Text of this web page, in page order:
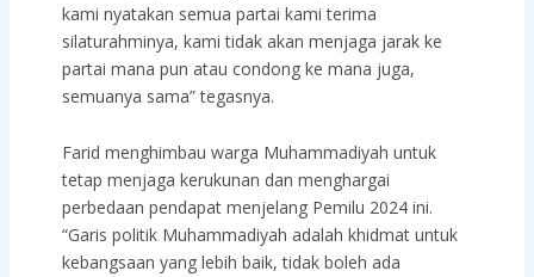
kami nyatakan semua partai kami terima
silaturahminya, kami tidak akan menjaga jarak ke
partai mana pun atau condong ke mana juga,
semuanya sama” tegasnya.
Farid menghimbau warga Muhammadiyah untuk
tetap menjaga kerukunan dan menghargai
perbedaan pendapat menjelang Pemilu 2024 ini.
“Garis politik Muhammadiyah adalah khidmat untuk
kebangsaan yang lebih baik, tidak boleh ada